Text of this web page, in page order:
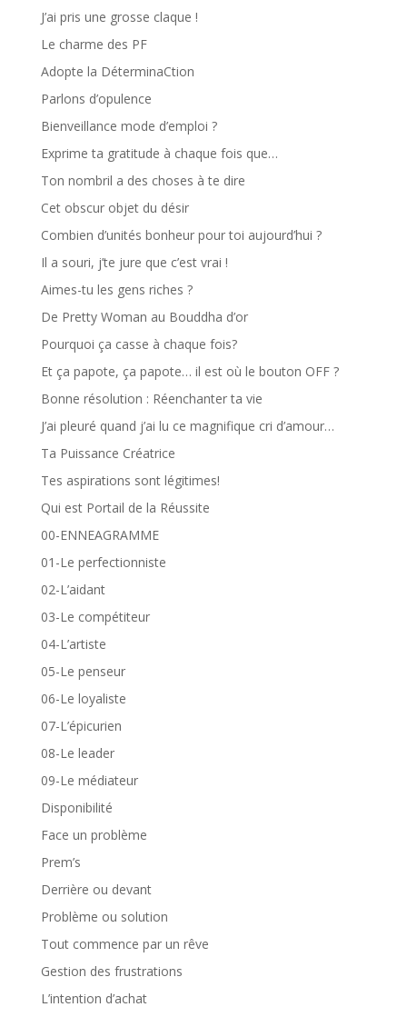
J’ai pris une grosse claque !
Le charme des PF
Adopte la DéterminaCtion
Parlons d’opulence
Bienveillance mode d’emploi ?
Exprime ta gratitude à chaque fois que…
Ton nombril a des choses à te dire
Cet obscur objet du désir
Combien d’unités bonheur pour toi aujourd’hui ?
Il a souri, j’te jure que c’est vrai !
Aimes-tu les gens riches ?
De Pretty Woman au Bouddha d’or
Pourquoi ça casse à chaque fois?
Et ça papote, ça papote… il est où le bouton OFF ?
Bonne résolution : Réenchanter ta vie
J’ai pleuré quand j’ai lu ce magnifique cri d’amour…
Ta Puissance Créatrice
Tes aspirations sont légitimes!
Qui est Portail de la Réussite
00-ENNEAGRAMME
01-Le perfectionniste
02-L’aidant
03-Le compétiteur
04-L’artiste
05-Le penseur
06-Le loyaliste
07-L’épicurien
08-Le leader
09-Le médiateur
Disponibilité
Face un problème
Prem’s
Derrière ou devant
Problème ou solution
Tout commence par un rêve
Gestion des frustrations
L’intention d’achat